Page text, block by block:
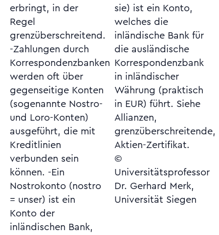
erbringt, in der
Regel
grenzüberschreitend.
-Zahlungen durch
Korrespondenzbanken
werden oft über
gegenseitige Konten
(sogenannte Nostro-
und Loro-Konten)
ausgeführt, die mit
Kreditlinien
verbunden sein
können. -Ein
Nostrokonto (nostro
= unser) ist ein
Konto der
inländischen Bank,
sie) ist ein Konto,
welches die
inländische Bank für
die ausländische
Korrespondenzbank
in inländischer
Währung (praktisch
in EUR) führt. Siehe
Allianzen,
grenzüberschreitende,
Aktien-Zertifikat.
©
Universitätsprofessor
Dr. Gerhard Merk,
Universität Siegen